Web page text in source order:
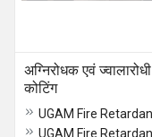
अग्निरोधक एवं ज्वालारोधी
कोटिंग